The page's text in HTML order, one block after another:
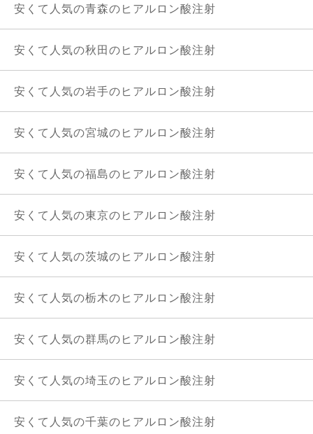
安くて人気の青森のヒアルロン酸注射
安くて人気の秋田のヒアルロン酸注射
安くて人気の岩手のヒアルロン酸注射
安くて人気の宮城のヒアルロン酸注射
安くて人気の福島のヒアルロン酸注射
安くて人気の東京のヒアルロン酸注射
安くて人気の茨城のヒアルロン酸注射
安くて人気の栃木のヒアルロン酸注射
安くて人気の群馬のヒアルロン酸注射
安くて人気の埼玉のヒアルロン酸注射
安くて人気の千葉のヒアルロン酸注射